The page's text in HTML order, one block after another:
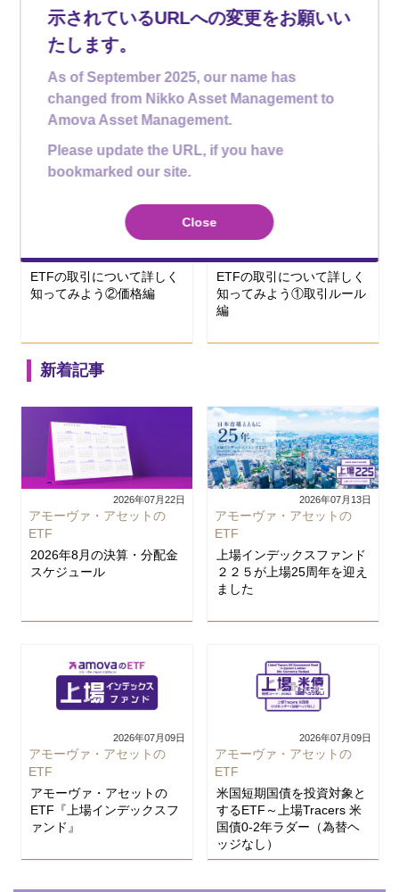
2026年06月25日
ETFのキホン
ETFマンスリーレポートの
見方
2026年03月03日
ETF
2025年09月11日
ETFのキホン
ETFの取引について詳しく
知ってみよう②価格編
ETFのキホン
ETFの取引について詳しく
知ってみよう①取引ルール
編
新着記事
2026年07月22日
アモーヴァ・アセットの
ETF
2026年8月の決算・分配金
スケジュール
2026年07月13日
アモーヴァ・アセットの
ETF
上場インデックスファンド
２２５が上場25周年を迎え
ました
2026年07月09日
アモーヴァ・アセットの
ETF
アモーヴァ・アセットの
ETF『上場インデックスフ
ァンド』
2026年07月09日
アモーヴァ・アセットの
ETF
米国短期国債を投資対象と
するETF～上場Tracers 米
国債0-2年ラダー（為替ヘ
ッジなし）
示されているURLへの変更をお願いい
たします。
As of September 2025, our name has
changed from Nikko Asset Management to
Amova Asset Management.
Please update the URL, if you have
bookmarked our site.
Close